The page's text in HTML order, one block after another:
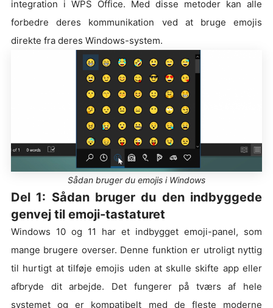
integration i WPS Office. Med disse metoder kan alle
forbedre deres kommunikation ved at bruge emojis
direkte fra deres Windows-system.
Sådan bruger du emojis i Windows
Del 1: Sådan bruger du den indbyggede
genvej til emoji-tastaturet
Windows 10 og 11 har et indbygget emoji-panel, som
mange brugere overser. Denne funktion er utroligt nyttig
til hurtigt at tilføje emojis uden at skulle skifte app eller
afbryde dit arbejde. Det fungerer på tværs af hele
systemet og er kompatibelt med de fleste moderne